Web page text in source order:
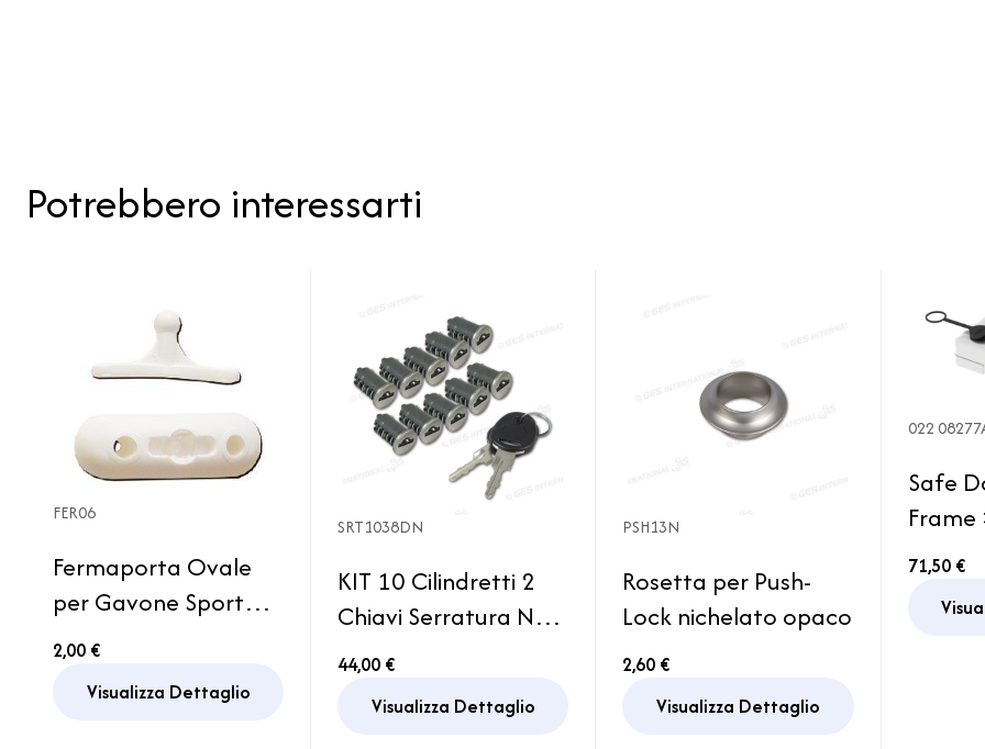
Potrebbero interessarti
FER06
Fermaporta Ovale
per Gavone Sportello
Camper Caravan
Roulotte
2,00 €
Visualizza Dettaglio
SRT1038DN
KIT 10 Cilindretti 2
Chiavi Serratura New
System Porta
44,00 €
Visualizza Dettaglio
PSH13N
Rosetta per Push-
Lock nichelato opaco
2,60 €
Visualizza Dettaglio
022
Safe
71,50 €